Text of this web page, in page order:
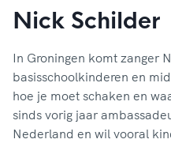
Nick Schilder
In Groningen komt zanger
basisschoolkinderen en
hoe je moet schaken en
sinds vorig jaar
Nederland en wil vooral